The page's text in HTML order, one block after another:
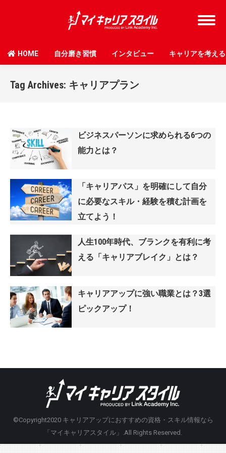
HOME 自分磨き習慣 インタビュー キャリアを考える
Tag Archives: キャリアプラン
ビジネスパーソンに求められる6つの
能力とは？
「キャリアパス」を明確にして自分
に必要なスキル・経験を積む計画を
立てよう！
人生100年時代、ブランクを有利に考
える「キャリアブレイク」とは？
キャリアアップに強い職業とは？3選
ピックアップ！
©Copyright2020 キャリアアップにおすすめの資格・スキル情報なら
「マイキャリアスタイル」
.All Rights Reserved.